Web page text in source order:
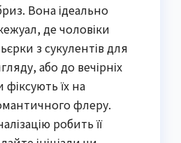
Вона ідеально
де чоловіки
з сукулентів для
або до вечірніх
їх на
флеру.
робить її